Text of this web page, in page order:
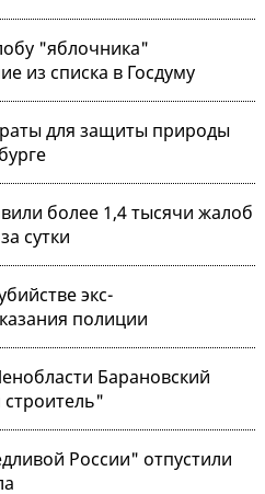
"яблочника"
из списка в Госдуму
для защиты природы
более 1,4 тысячи жалоб
сутки
экс-
полиции
Барановский
России" отпустили